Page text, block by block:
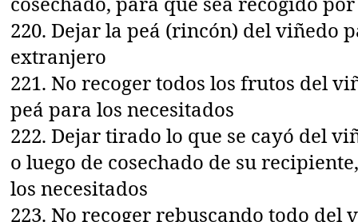
220. Dejar la peá (rincón) del viñedo
extranjero
221. No recoger todos los frutos del
peá para los necesitados
222. Dejar tirado lo que se cayó del
o luego de cosechado de su
los necesitados
223. No recoger rebuscando todo del